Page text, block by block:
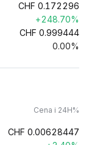
CHF 0.172296
+248.70%
CHF 0.999444
0.00%
Cena i 24H%
CHF 0.00628447